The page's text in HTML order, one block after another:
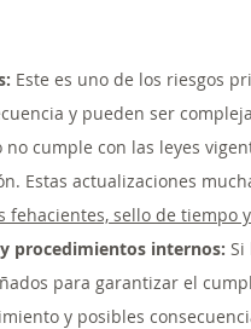
Este es uno de los riesgos
y pueden ser
cumple con las leyes
Estas actualizaciones
fehacientes, sello de tiempo
procedimientos internos: Si
para garantizar el
y posibles